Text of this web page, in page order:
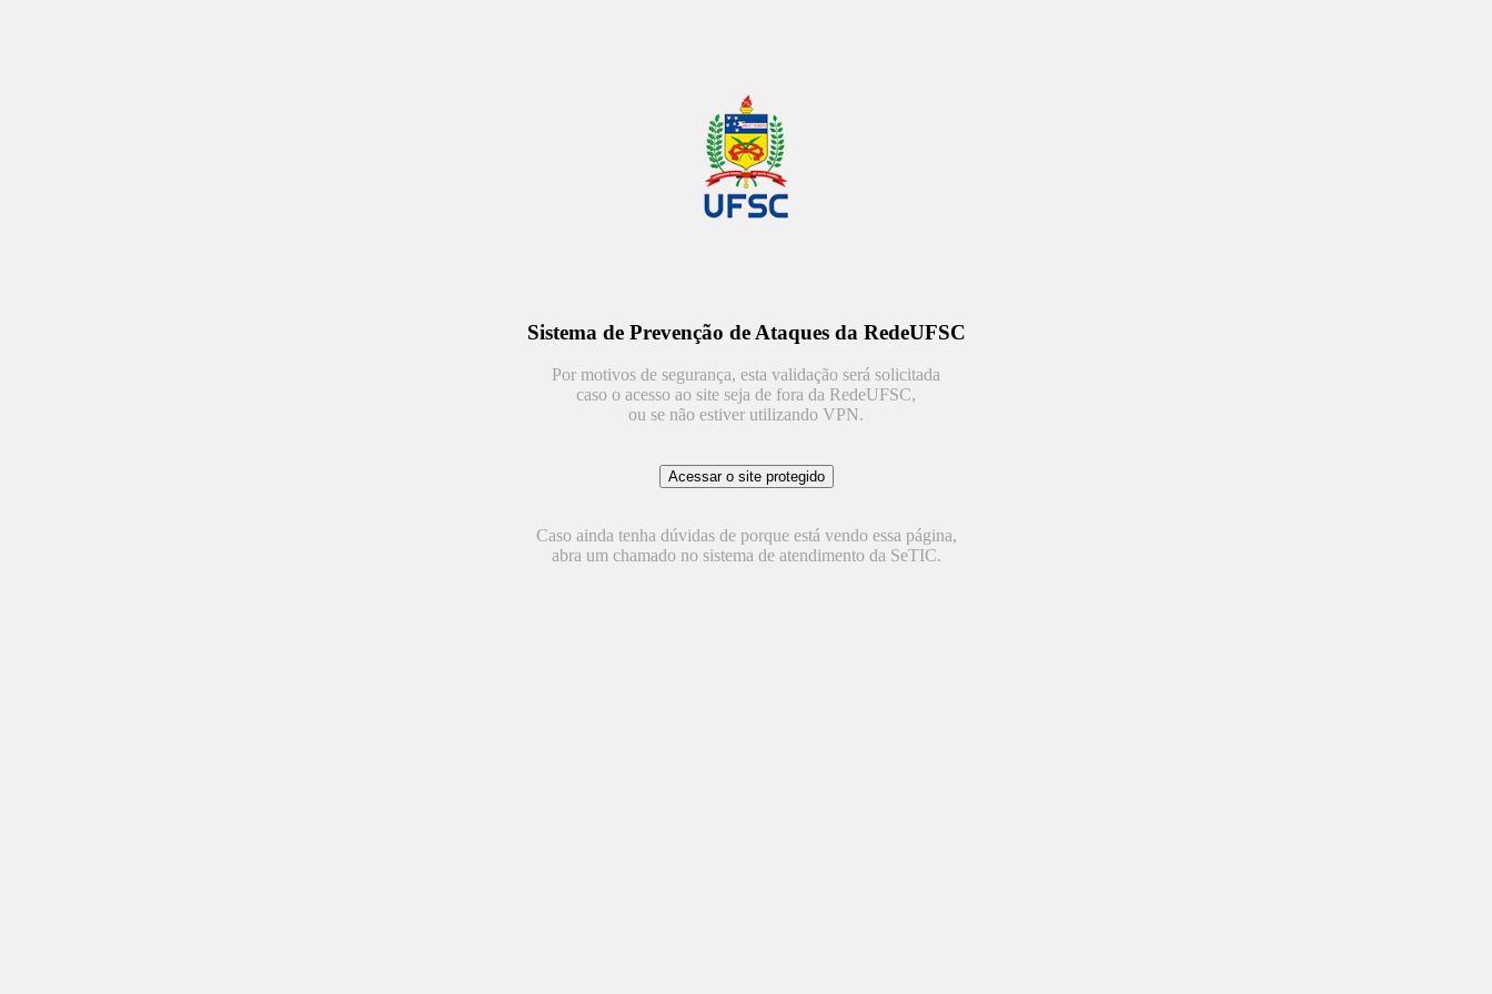
Sistema de Prevenção de Ataques da RedeUFSC
Por motivos de segurança, esta validação será solicitada
caso o acesso ao site seja de fora da RedeUFSC,
ou se não estiver utilizando VPN.
Caso ainda tenha dúvidas de porque está vendo essa página,
abra um chamado no sistema de atendimento da SeTIC.